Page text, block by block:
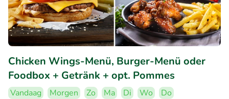
Chicken Wings-Menü, Burger-Menü oder
Foodbox + Getränk + opt. Pommes
Vandaag Morgen Zo Ma Di Wo
Do